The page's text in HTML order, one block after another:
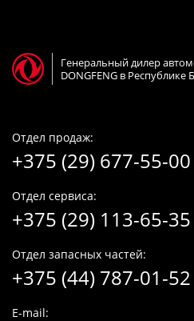
Генеральный дилер
DONGFENG в Республике
Отдел продаж:
+375 (29) 677-55-00
Отдел сервиса:
+375 (29) 113-65-
Отдел запасных частей:
+375 (44) 787-01-52
E-mail: